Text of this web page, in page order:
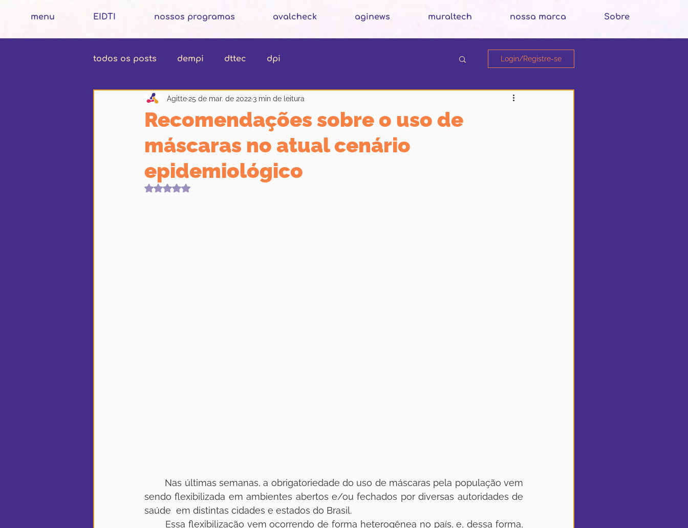
menu EIDTI nossos programas avalcheck aginews muraltech nossa marca Sobre
todos os posts dempi dttec dpi Login/Registre-se
Recomendações sobre o uso de
máscaras no atual cenário
epidemiológico
Agitte25 de mar. de 2022 3 min de leitura
Avaliado com NaN de 5 estrelas.
sendo flexibilizada em ambientes abertos e/ou fechados por diversas autoridades de
saúde  em distintas cidades e estados do Brasil.